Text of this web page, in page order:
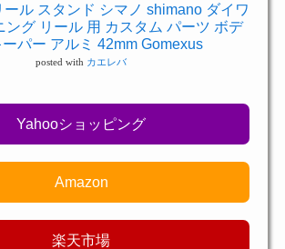
ール スタンド シマノ shimano ダイワ
ング リール 用 カスタム パーツ ボデ
ーパー アルミ 42mm Gomexus
posted with カエレバ
Yahooショッピング
Amazon
楽天市場